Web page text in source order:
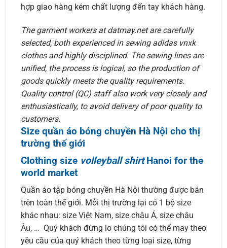
hợp giao hàng kém chất lượng đến tay khách hàng.
The garment workers at datmay.net are carefully
selected, both experienced in sewing adidas vnxk
clothes and highly disciplined. The sewing lines are
unified, the process is logical, so the production of
goods quickly meets the quality requirements.
Quality control (QC) staff also work very closely and
enthusiastically, to avoid delivery of poor quality to
customers.
Size quần áo bóng chuyền Hà Nội cho thị
trường thế giới
Clothing size volleyball shirtHanoi for the
world market
Quần áo tập bóng chuyền Hà Nội thường được bán
trên toàn thế giới. Mỗi thị trường lại có 1 bộ size
khác nhau: size Việt Nam, size châu Á, size châu
Âu, … Quý khách đừng lo chúng tôi có thể may theo
yêu cầu của quý khách theo từng loại size, từng